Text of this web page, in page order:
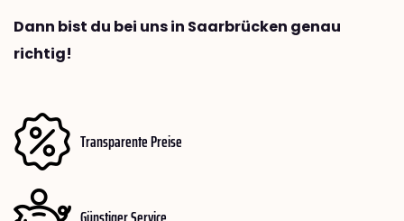
Dann bist du bei uns in Saarbrücken genau
richtig!
Transparente Preise